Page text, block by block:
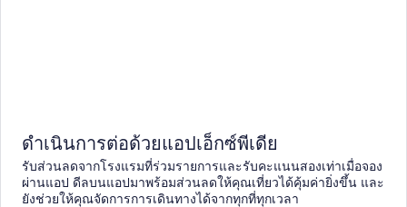
ดำเนินการต่อด้วยแอปเอ็กซ์พีเดีย
รับส่วนลดจากโรงแรมที่ร่วมรายการและรับคะแนนสองเท่าเมื่อจอง
ผ่านแอป ดีลบนแอปมาพร้อมส่วนลดให้คุณเที่ยวได้คุ้มค่ายิ่งขึ้น และ
ยังช่วยให้คุณจัดการการเดินทางได้จากทุกที่ทุกเวลา